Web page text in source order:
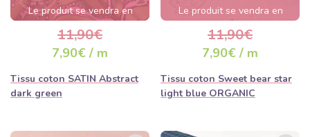
Le produit se vendra en
quelques heures
11,90€
7,90€ / m
Tissu coton SATIN Abstract
dark green
Le produit se vendra en
quelques heures
11,90€
7,90€ / m
Tissu coton Sweet bear star
light blue ORGANIC